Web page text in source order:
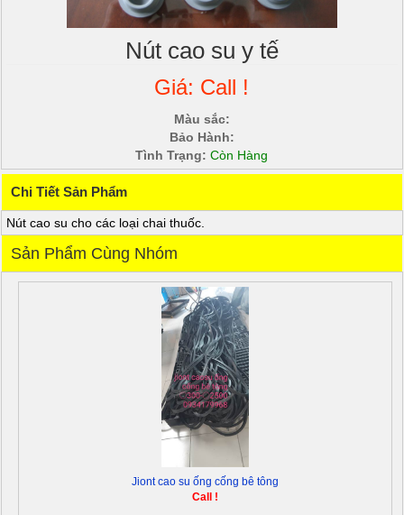
Nút cao su y tế
Giá: Call !
Màu sắc:
Bảo Hành:
Tình Trạng: Còn Hàng
Chi Tiết Sản Phẩm
Nút cao su cho các loại chai thuốc.
Sản Phẩm Cùng Nhóm
Jiont cao su ống cống bê tông
Call !